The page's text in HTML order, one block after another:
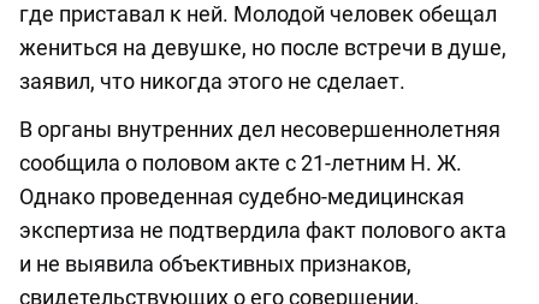
где приставал к ней. Молодой человек обещал
жениться на девушке, но после встречи в душе,
заявил, что никогда этого не сделает.
В органы внутренних дел несовершеннолетняя
сообщила о половом акте с 21-летним Н. Ж.
Однако проведенная судебно-медицинская
экспертиза не подтвердила факт полового акта
и не выявила объективных признаков,
свидетельствующих о его совершении.